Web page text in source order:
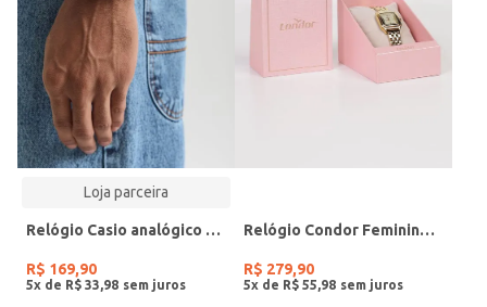
Loja parceira
Relógio Casio analógico MW-240-4BVDF-SC
R$ 169,90
5x de R$ 33 98
Relógio Condor Feminino DOURADO
R$ 279,90
5x de R$ 55 98